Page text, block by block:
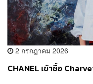
2 กรกฎาคม 2026
CHANEL เข้าซื้อ